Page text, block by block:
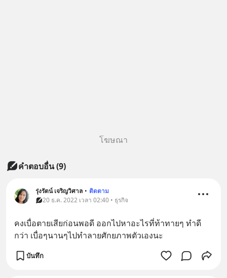
โฆษณา
คำตอบอื่น(9)
รุ่งรัตน์ เจริญวิศาล • ติดตาม
20 ธ.ค. 2022 เวลา 02:40 • ธุรกิจ
คงเบื่อตายเสียก่อนพอดี ออกไปหาอะไรที่ท้าทายๆ ทำดี
กว่า เบื่อๆนานๆไปทำลายศักยภาพตัวเองนะ
บันทึก